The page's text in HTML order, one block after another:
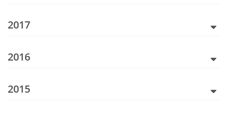
2017
2016
2015